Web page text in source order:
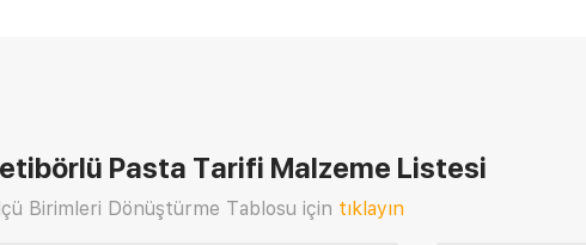
Pasta Tarifi Malzeme Listesi
Birimleri Dönüştürme Tablosu için tıklayın